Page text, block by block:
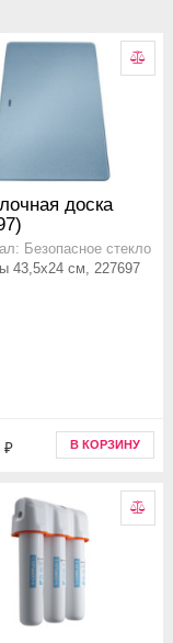
доска
Безопасное стекло
43,5x24 см, 227697
₽ В КОРЗИНУ